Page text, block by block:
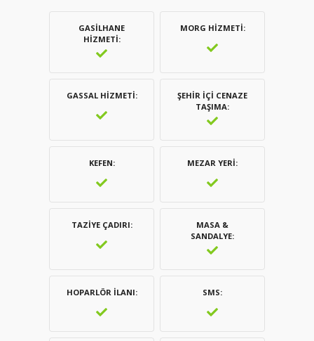
GASILHANE
HIZMETI
MORG HIZMETI
GASSAL HIZMETI
ŞEHIR İÇI CENAZE
TAŞIMA
KEFEN MEZAR YERI
TAZIYE ÇADIRI
MASA &
SANDALYE
HOPARLÖR İLANI SMS